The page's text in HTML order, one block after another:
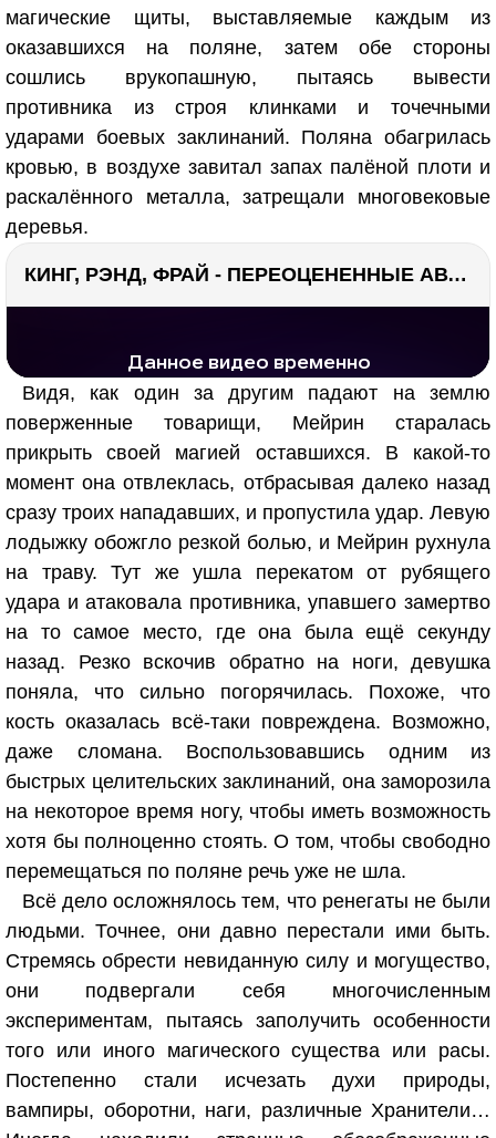
магические щиты, выставляемые каждым из
оказавшихся на поляне, затем обе стороны
сошлись врукопашную, пытаясь вывести
противника из строя клинками и точечными
ударами боевых заклинаний. Поляна обагрилась
кровью, в воздухе завитал запах палёной плоти и
раскалённого металла, затрещали многовековые
деревья.
КИНГ, РЭНД, ФРАЙ - ПЕРЕОЦЕНЕННЫЕ АВТОРЫ? ¯\_(ツ)_/¯
Видя, как один за другим падают на землю
поверженные товарищи, Мейрин старалась
прикрыть своей магией оставшихся. В какой-то
момент она отвлеклась, отбрасывая далеко назад
сразу троих нападавших, и пропустила удар. Левую
лодыжку обожгло резкой болью, и Мейрин рухнула
на траву. Тут же ушла перекатом от рубящего
удара и атаковала противника, упавшего замертво
на то самое место, где она была ещё секунду
назад. Резко вскочив обратно на ноги, девушка
поняла, что сильно погорячилась. Похоже, что
кость оказалась всё-таки повреждена. Возможно,
даже сломана. Воспользовавшись одним из
быстрых целительских заклинаний, она заморозила
на некоторое время ногу, чтобы иметь возможность
хотя бы полноценно стоять. О том, чтобы свободно
перемещаться по поляне речь уже не шла.
Всё дело осложнялось тем, что ренегаты не были
людьми. Точнее, они давно перестали ими быть.
Стремясь обрести невиданную силу и могущество,
они подвергали себя многочисленным
экспериментам, пытаясь заполучить особенности
того или иного магического существа или расы.
Постепенно стали исчезать духи природы,
вампиры, оборотни, наги, различные Хранители…